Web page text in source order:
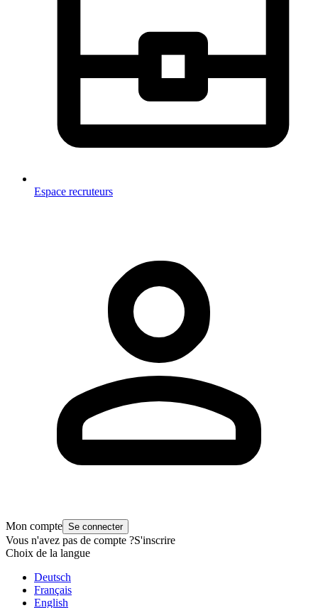
Espace recruteurs
Mon compte Se connecter
Vous n'avez pas de compte ?S'inscrire
Choix de la langue
Deutsch
Français
English